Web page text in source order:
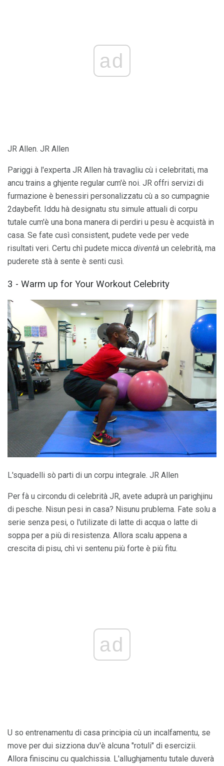
ad
JR Allen. JR Allen
Pariggi à l'experta JR Allen hà travagliu cù i celebritati, ma
ancu trains a ghjente regular cum'è noi. JR offri servizi di
furmazione è benessiri personalizzatu cù a so cumpagnie
2daybefit. Iddu hà designatu stu simule attuali di corpu
tutale cum'è una bona manera di perdiri u pesu è acquistà in
casa. Se fate cusì consistent, pudete vede per vede
risultati veri. Certu chì pudete micca diventà un celebrità, ma
puderete stà à sente è senti cusì.
3 - Warm up for Your Workout Celebrity
L'squadelli sò parti di un corpu integrale. JR Allen
Per fà u circondu di celebrità JR, avete aduprà un parighjinu
di pesche. Nisun pesi in casa? Nisunu prublema. Fate solu a
serie senza pesi, o l'utilizate di latte di acqua o latte di
soppa per a più di resistenza. Allora scalu appena a
crescita di pisu, chì vi sentenu più forte è più fitu.
ad
U so entrenamentu di casa principia cù un incalfamentu, se
move per dui sizziona duv'è alcuna "rotuli" di esercizii.
Allora finiscinu cu qualchissia. L'allughjamentu tutale duverà